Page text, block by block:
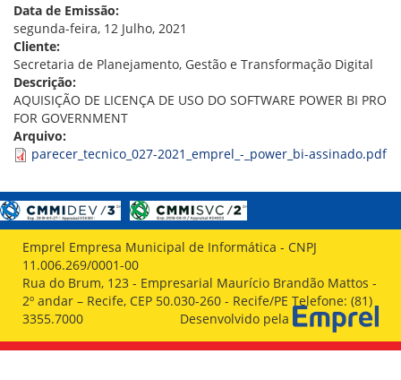
CONSELHOS
LOCALIZAÇÃO
GESTORES
GOVERNANÇA
NOTÍCIAS
COMPRAS
LICITAÇÕES
ATAS DE REGISTRO DE PREÇOS
CONTRATO
GESTÃO DE PESSOAS
COLABORADORES
PLR
Data de Emissão:
segunda-feira, 12 Julho, 2021
Cliente:
Secretaria de Planejamento, Gestão e Transformação Digital
Descrição:
AQUISIÇÃO DE LICENÇA DE USO DO SOFTWARE POWER BI PRO
FOR GOVERNMENT
Arquivo:
parecer_tecnico_027-2021_emprel_-_power_bi-assinado.pdf
Emprel Empresa Municipal de Informática - CNPJ
11.006.269/0001-00
Rua do Brum, 123 - Empresarial Maurício Brandão Mattos -
2º andar – Recife, CEP 50.030-260 - Recife/PE Telefone: (81)
3355.7000
Desenvolvido pela